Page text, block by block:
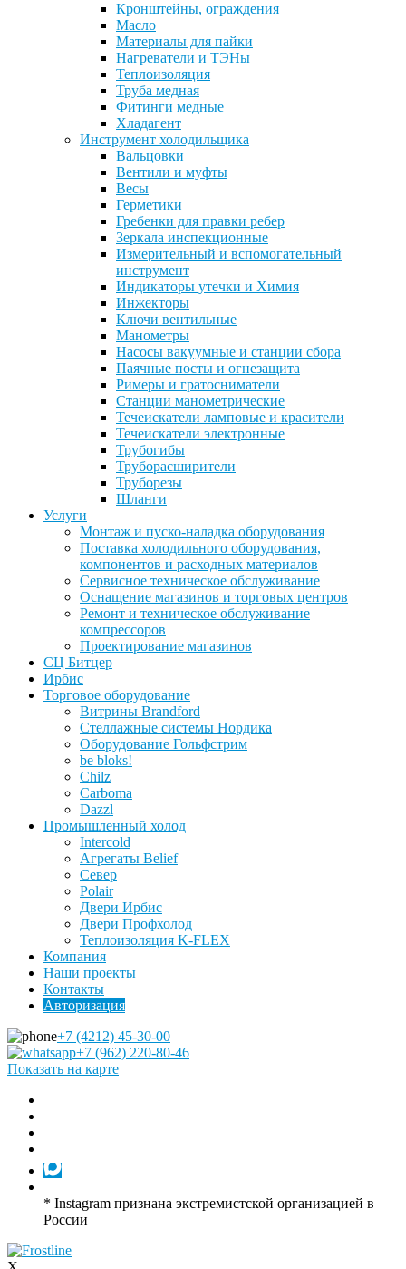
Кронштейны, ограждения
Масло
Материалы для пайки
Нагреватели и ТЭНы
Теплоизоляция
Труба медная
Фитинги медные
Хладагент
Инструмент холодильщика
Вальцовки
Вентили и муфты
Весы
Герметики
Гребенки для правки ребер
Зеркала инспекционные
Измерительный и вспомогательный
инструмент
Индикаторы утечки и Химия
Инжекторы
Ключи вентильные
Манометры
Насосы вакуумные и станции сбора
Паячные посты и огнезащита
Римеры и гратосниматели
Станции манометрические
Течеискатели ламповые и красители
Течеискатели электронные
Трубогибы
Труборасширители
Труборезы
Шланги
Услуги
Монтаж и пуско-наладка оборудования
Поставка холодильного оборудования,
компонентов и расходных материалов
Сервисное техническое обслуживание
Оснащение магазинов и торговых центров
Ремонт и техническое обслуживание
компрессоров
Проектирование магазинов
СЦ Битцер
Ирбис
Торговое оборудование
Витрины Brandford
Стеллажные системы Нордика
Оборудование Гольфстрим
be bloks!
Chilz
Carboma
Dazzl
Промышленный холод
Intercold
Агрегаты Belief
Север
Polair
Двери Ирбис
Двери Профхолод
Теплоизоляция K-FLEX
Компания
Наши проекты
Контакты
Авторизация
+7 (4212) 45-30-00
+7 (962) 220-80-46
Показать на карте
* Instagram признана экстремистской организацией в
России